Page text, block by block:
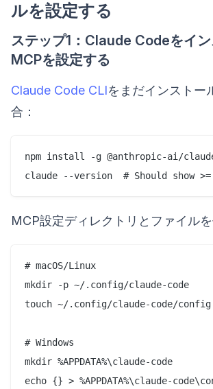
ルを設定する
ステップ1：Claude Codeをイン
MCPを設定する
Claude Code CLIをまだインストー
合：
npm install -g @anthropic-ai/
MCP設定ディレクトリとファイルを
# macOS/Linux
mkdir -p ~/.config/claude-code
touch ~/.config/claude-code/
# Windows
mkdir %APPDATA%\claude-code